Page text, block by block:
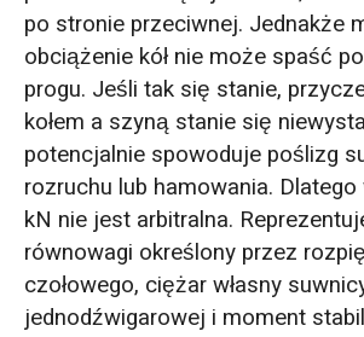
po stronie przeciwnej. Jednakże
obciążenie kół nie może spaść
progu. Jeśli tak się stanie,
kołem a szyną stanie się
potencjalnie spowoduje poślizg
rozruchu lub hamowania.
kN nie jest arbitralna.
równowagi określony przez
czołowego, ciężar własny
jednodźwigarowej i moment